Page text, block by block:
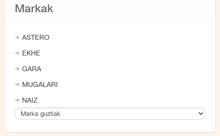
Markak
ASTERO
EKHE
GARA
MUGALARI
NAIZ